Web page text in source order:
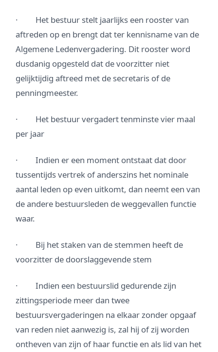
· Het bestuur stelt jaarlijks een rooster van
aftreden op en brengt dat ter kennisname van de
Algemene Ledenvergadering. Dit rooster word
dusdanig opgesteld dat de voorzitter niet
gelijktijdig aftreed met de secretaris of de
penningmeester.
· Het bestuur vergadert tenminste vier maal
per jaar
· Indien er een moment ontstaat dat door
tussentijds vertrek of anderszins het nominale
aantal leden op even uitkomt, dan neemt een van
de andere bestuursleden de weggevallen functie
waar.
· Bij het staken van de stemmen heeft de
voorzitter de doorslaggevende stem
· Indien een bestuurslid gedurende zijn
zittingsperiode meer dan twee
bestuursvergaderingen na elkaar zonder opgaaf
van reden niet aanwezig is, zal hij of zij worden
ontheven van zijn of haar functie en als lid van het